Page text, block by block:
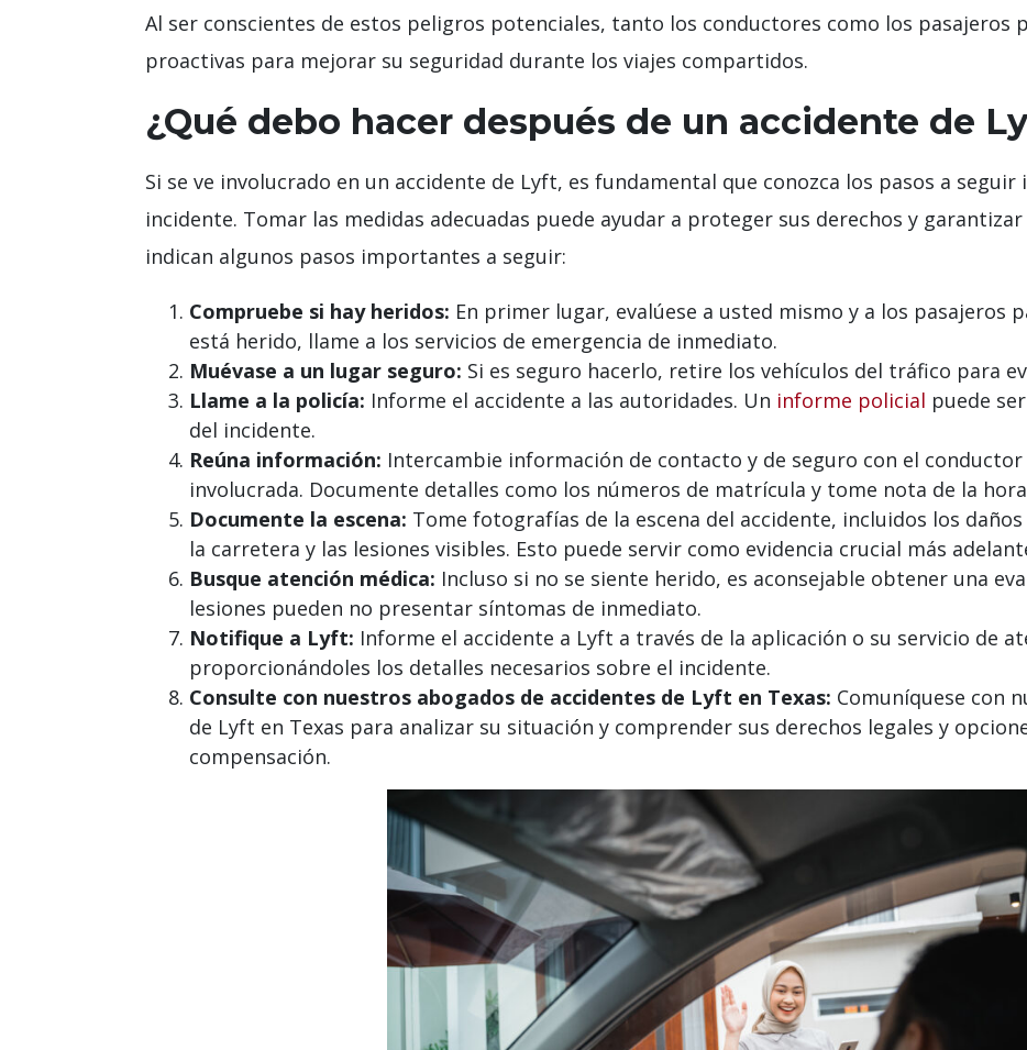
Al ser conscientes de estos peligros potenciales, tanto los conductores como los pasajeros
proactivas para mejorar su seguridad durante los viajes compartidos.
¿Qué debo hacer después de un accidente de
Si se ve involucrado en un accidente de Lyft, es fundamental que conozca los pasos a
incidente. Tomar las medidas adecuadas puede ayudar a proteger sus derechos y
indican algunos pasos importantes a seguir:
Compruebe si hay heridos: En primer lugar, evalúese a usted mismo y a los pasajeros
está herido, llame a los servicios de emergencia de inmediato.
Muévase a un lugar seguro: Si es seguro hacerlo, retire los vehículos del tráfico para
Llame a la policía: Informe el accidente a las autoridades. Un informe policial puede
del incidente.
Reúna información: Intercambie información de contacto y de seguro con el
involucrada. Documente detalles como los números de matrícula y tome nota de la
Documente la escena: Tome fotografías de la escena del accidente, incluidos los
la carretera y las lesiones visibles. Esto puede servir como evidencia crucial más
Busque atención médica: Incluso si no se siente herido, es aconsejable obtener una
lesiones pueden no presentar síntomas de inmediato.
Notifique a Lyft: Informe el accidente a Lyft a través de la aplicación o su servicio de
proporcionándoles los detalles necesarios sobre el incidente.
Consulte con nuestros abogados de accidentes de Lyft en Texas: Comuníquese con
de Lyft en Texas para analizar su situación y comprender sus derechos legales y
compensación.